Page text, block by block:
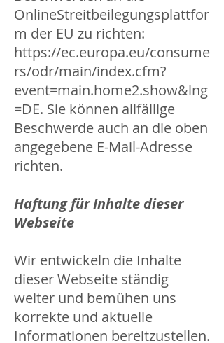
OnlineStreitbeilegungsplattfor
m der EU zu richten:
https://ec.europa.eu/consume
rs/odr/main/index.cfm?
event=main.home2.show&lng
=DE. Sie können allfällige
Beschwerde auch an die oben
angegebene E-Mail-Adresse
richten.
Haftung für Inhalte dieser
Webseite
Wir entwickeln die Inhalte
dieser Webseite ständig
weiter und bemühen uns
korrekte und aktuelle
Informationen bereitzustellen.